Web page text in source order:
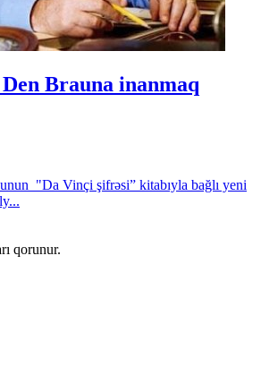
Brauna inanmaq
"Da Vinçi şifrəsi” kitabıyla bağlı yeni
qorunur.